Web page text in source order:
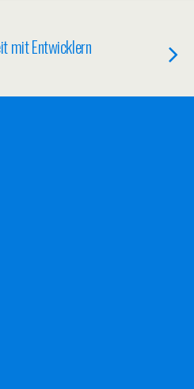
mit Entwicklern